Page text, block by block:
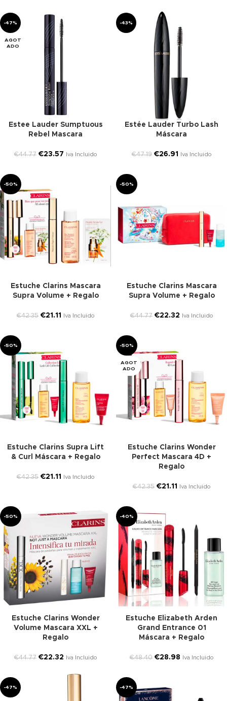
-47%
AGOT
ADO
Estee Lauder Sumptuous
Rebel Mascara
€44.77 €23.57 Iva Incluido
-43%
Estée Lauder Turbo Lash
Máscara
€47.19 €26.91 Iva Incluido
-50%
Estuche Clarins Mascara
Supra Volume + Regalo
€42.35 €21.11 Iva Incluido
-50%
Estuche Clarins Mascara
Supra Volume + Regalo
€44.77 €22.32 Iva Incluido
-50%
Estuche Clarins Supra Lift
& Curl Máscara + Regalo
€42.35 €21.11 Iva Incluido
-50%
AGOT
ADO
Estuche Clarins Wonder
Perfect Mascara 4D +
Regalo
€42.35 €21.11 Iva Incluido
-50%
Estuche Clarins Wonder
Volume Mascara XXL +
Regalo
€44.77 €22.32 Iva Incluido
-40%
Estuche Elizabeth Arden
Grand Entrance 01
Máscara + Regalo
€48.40 €28.98 Iva Incluido
-47% -47%